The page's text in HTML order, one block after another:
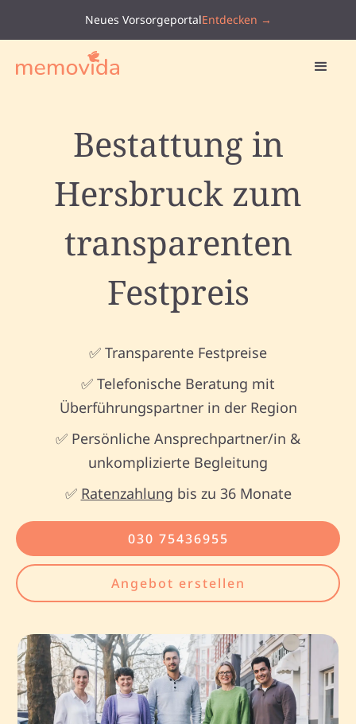
Neues VorsorgeportalEntdecken →
Bestattung in
Hersbruck zum
transparenten
Festpreis
✅ Transparente Festpreise
✅ Telefonische Beratung mit
Überführungspartner in der Region
✅ Persönliche Ansprechpartner/in &
unkomplizierte Begleitung
✅ Ratenzahlung bis zu 36 Monate
030 75436955
Angebot erstellen